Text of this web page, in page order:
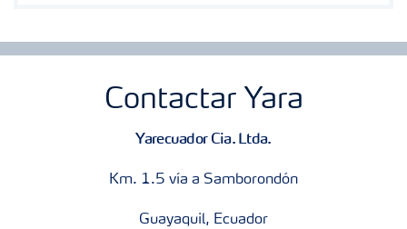
Contactar Yara
Yarecuador Cia. Ltda.
Km. 1.5 vía a Samborondón
Guayaquil, Ecuador